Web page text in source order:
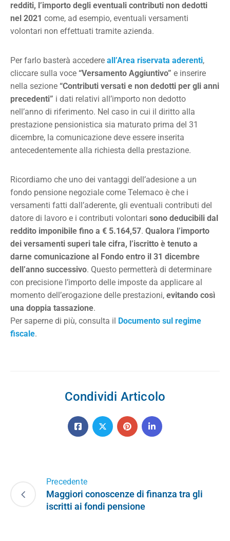
redditi, l’importo degli eventuali contributi non dedotti
nel 2021 come, ad esempio, eventuali versamenti
volontari non effettuati tramite azienda.
Per farlo basterà accedere all’Area riservata aderenti,
cliccare sulla voce “Versamento Aggiuntivo” e inserire
nella sezione “Contributi versati e non dedotti per gli anni
precedenti” i dati relativi all’importo non dedotto
nell’anno di riferimento. Nel caso in cui il diritto alla
prestazione pensionistica sia maturato prima del 31
dicembre, la comunicazione deve essere inserita
antecedentemente alla richiesta della prestazione.
Ricordiamo che uno dei vantaggi dell’adesione a un
fondo pensione negoziale come Telemaco è che i
versamenti fatti dall’aderente, gli eventuali contributi del
datore di lavoro e i contributi volontari sono deducibili dal
reddito imponibile fino a € 5.164,57. Qualora l’importo
dei versamenti superi tale cifra, l’iscritto è tenuto a
darne comunicazione al Fondo entro il 31 dicembre
dell’anno successivo. Questo permetterà di determinare
con precisione l’importo delle imposte da applicare al
momento dell’erogazione delle prestazioni, evitando così
una doppia tassazione.
Per saperne di più, consulta il
Documento sul regime
fiscale.
Condividi Articolo
Precedente
Maggiori conoscenze di finanza tra gli
iscritti ai fondi pensione